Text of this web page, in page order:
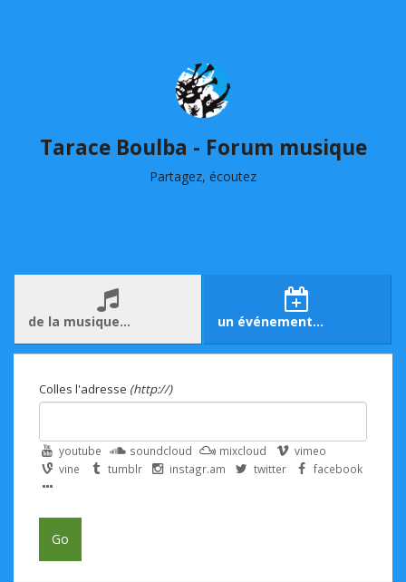
Tarace Boulba - Forum musique
Partagez, écoutez
de la musique… un événement…
Colles l'adresse (http://)
youtube soundcloud mixcloud
vimeo
vine
tumblr instagr.am twitter facebook
Go